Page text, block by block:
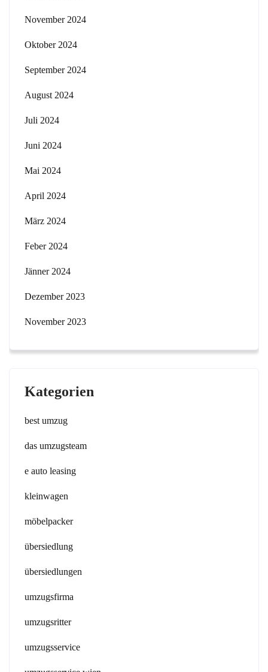
November 2024
Oktober 2024
September 2024
August 2024
Juli 2024
Juni 2024
Mai 2024
April 2024
März 2024
Feber 2024
Jänner 2024
Dezember 2023
November 2023
Kategorien
best umzug
das umzugsteam
e auto leasing
kleinwagen
möbelpacker
übersiedlung
übersiedlungen
umzugsfirma
umzugsritter
umzugsservice